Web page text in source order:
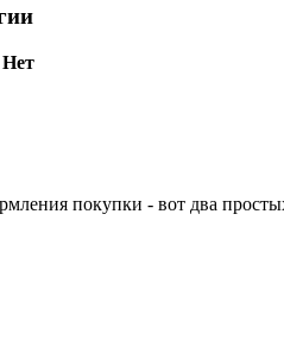
Нет
покупки - вот два